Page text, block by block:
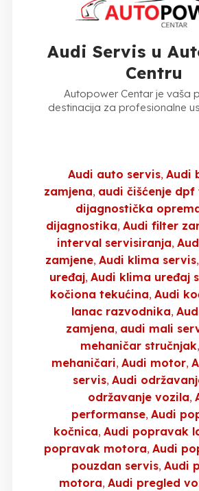
Audi Servis u
Centru
Autopower Centar je vaša
destinacija za profesionalne
Audi auto servis Audi
zamjena audi čišćenje
dijagnostička
dijagnostika Audi filter
interval servisiranja
zamjene Audi klima servis
uređaj Audi klima uređaj
kočiona tekućina Audi
lanac razvodnika
zamjena audi mali
mehaničar stručnjak
mehaničari Audi motor
servis Audi
održavanje vozila
performanse Audi
kočnica Audi popravak
popravak motora Audi
pouzdan servis Audi
motora Audi pregled